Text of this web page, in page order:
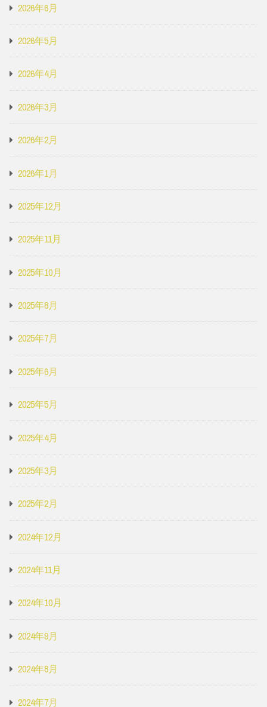
2026年6月
2026年5月
2026年4月
2026年3月
2026年2月
2026年1月
2025年12月
2025年11月
2025年10月
2025年8月
2025年7月
2025年6月
2025年5月
2025年4月
2025年3月
2025年2月
2024年12月
2024年11月
2024年10月
2024年9月
2024年8月
2024年7月